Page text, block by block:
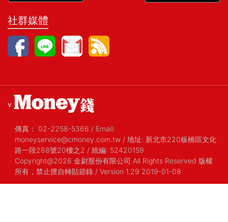
社群媒體
v
傳真： 02-2258-5366 / Email:
moneyservice@cmoney.com.tw / 地址: 新北市220板橋區文化
路一段268號20樓之2 / 統編: 52420159
Copyright@2026 金尉股份有限公司 All Rights Reserved 版權
所有，禁止擅自轉貼節錄 / Version 1.29 2019-01-08